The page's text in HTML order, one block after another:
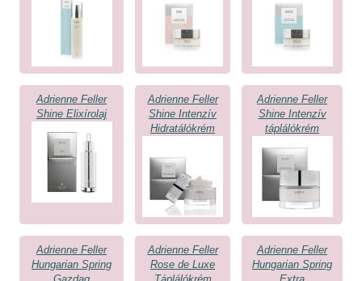
Adrienne Feller
Shine Elixírolaj
Adrienne Feller
Shine Intenzív
Hidratálókrém
Adrienne Feller
Shine Intenzív
táplálókrém
Adrienne Feller
Hungarian Spring
Adrienne Feller
Rose de Luxe
Adrienne Feller
Hungarian Spring